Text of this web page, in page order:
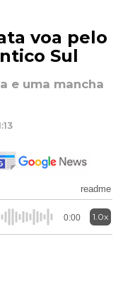
voa pelo
Sul
e uma mancha
readme
0:00 1.0x